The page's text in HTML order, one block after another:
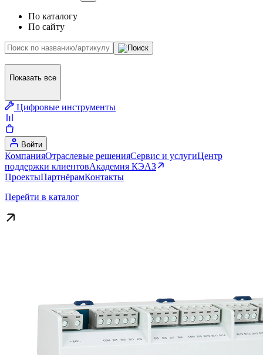
По каталогу
По сайту
Показать все
Цифровые инструменты
Войти
КомпанияОтраслевые решенияСервис и услугиЦентр
поддержки клиентовАкадемия КЭАЗ
ПроектыПартнёрамКонтакты
Перейти в каталог